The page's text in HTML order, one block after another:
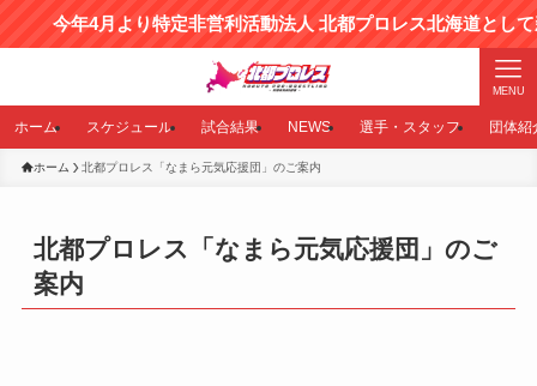
今年4月より特定非営利活動法人 北都プロレス北海道として新
MENU
ホーム スケジュール 試合結果 NEWS 選手・スタッフ 団体紹
ホーム 北都プロレス「なまら元気応援団」のご案内
北都プロレス「なまら元気応援団」のご
案内